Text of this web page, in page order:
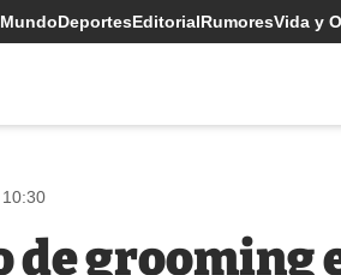
MundoDeportesEditorialRumoresVida y
de grooming